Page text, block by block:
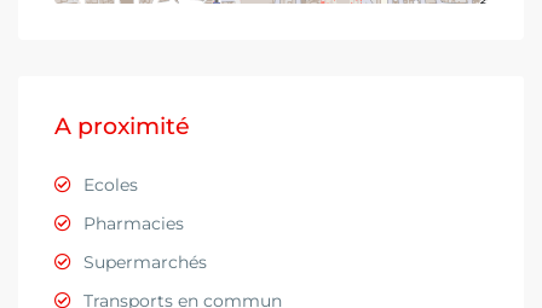
A proximité
Ecoles
Pharmacies
Supermarchés
Transports en commun